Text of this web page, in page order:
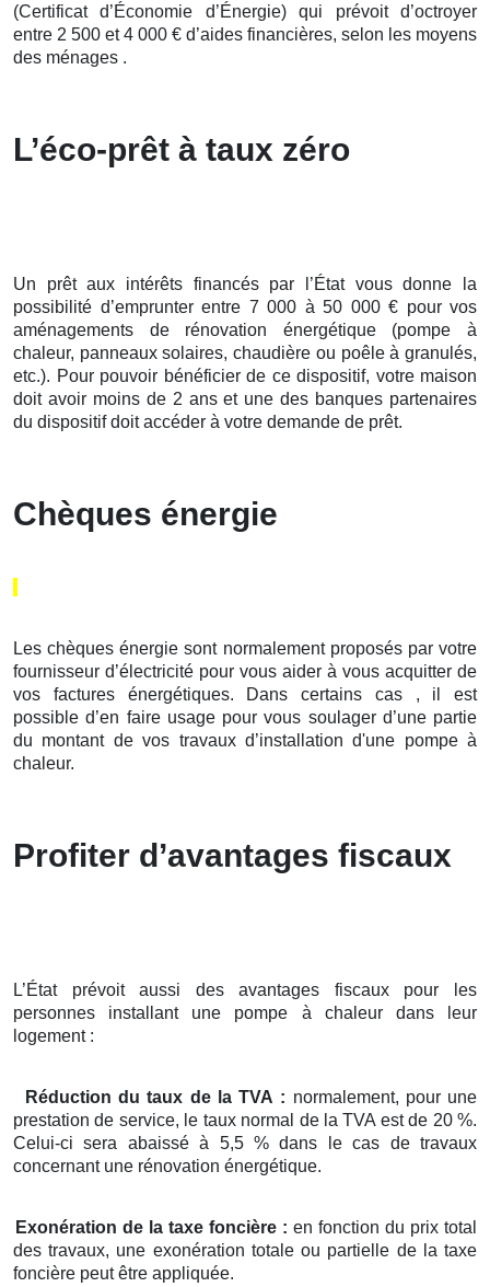
(Certificat d’Économie d’Énergie) qui prévoit d’octroyer
entre 2 500 et 4 000 € d’aides financières, selon les moyens
des ménages .
L’éco-prêt à taux zéro
Un prêt aux intérêts financés par l’État vous donne la
possibilité d’emprunter entre 7 000 à 50 000 € pour vos
aménagements de rénovation énergétique (pompe à
chaleur, panneaux solaires, chaudière ou poêle à granulés,
etc.). Pour pouvoir bénéficier de ce dispositif, votre maison
doit avoir moins de 2 ans et une des banques partenaires
du dispositif doit accéder à votre demande de prêt.
Chèques énergie
Les chèques énergie sont normalement proposés par votre
fournisseur d’électricité pour vous aider à vous acquitter de
vos factures énergétiques. Dans certains cas , il est
possible d’en faire usage pour vous soulager d’une partie
du montant de vos travaux d’installation d'une pompe à
chaleur.
Profiter d’avantages fiscaux
L’État prévoit aussi des avantages fiscaux pour les
personnes installant une pompe à chaleur dans leur
logement :
Réduction du taux de la TVA : normalement, pour une
prestation de service, le taux normal de la TVA est de 20 %.
Celui-ci sera abaissé à 5,5 % dans le cas de travaux
concernant une rénovation énergétique.
Exonération de la taxe foncière : en fonction du prix total
des travaux, une exonération totale ou partielle de la taxe
foncière peut être appliquée.